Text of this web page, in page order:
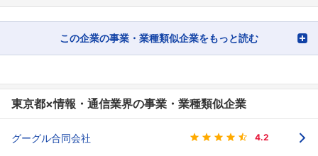
この企業の事業・業種類似企業をもっと読む
東京都×情報・通信業界の事業・業種類似企業
グーグル合同会社 4.2